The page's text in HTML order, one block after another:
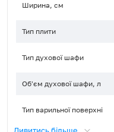
Ширина, см
Тип плити
Тип духової шафи
Об'єм духової шафи, л
Тип варильної поверхні